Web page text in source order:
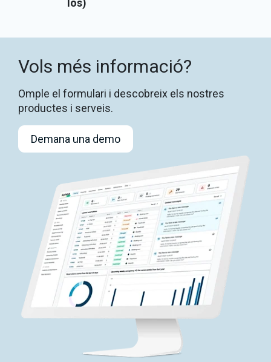
los)
Vols més informació?
Omple el formulari i descobreix els nostres
productes i serveis.
Demana una demo